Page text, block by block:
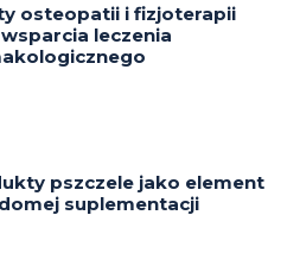
osteopatii i fizjoterapii
leczenia
pszczele jako element
suplementacji